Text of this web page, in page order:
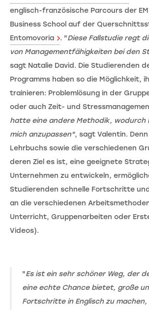
englisch-französische Parcours der
Business School auf der
Entomovoria
. "Diese Fallstudie regt
von Managementfähigkeiten bei den
sagt Natalie David. Die Studierenden
Programms haben so die Möglichkeit,
trainieren: Problemlösung in der
oder auch Zeit- und
hatte eine andere Methodik, wodurch
mich anzupassen", sagt Valentin.
Lehrbuchs sowie die verschiedenen
deren Ziel es ist, eine geeignete
Unternehmen zu entwickeln,
Studierenden schnelle Fortschritte
an die verschiedenen
Unterricht, Gruppenarbeiten oder
Videos).
"Es ist ein sehr schöner Weg, der
eine echte Chance bietet, große
Fortschritte in Englisch zu